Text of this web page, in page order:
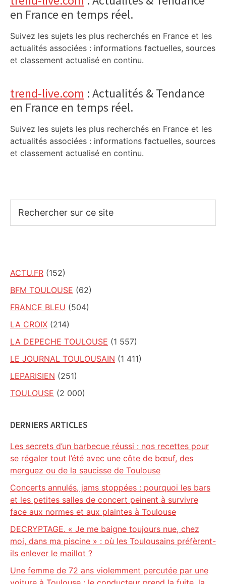
en France en temps réel.
Suivez les sujets les plus recherchés en France et les
actualités associées : informations factuelles, sources
et classement actualisé en continu.
trend-live.com : Actualités & Tendance
en France en temps réel.
Suivez les sujets les plus recherchés en France et les
actualités associées : informations factuelles, sources
et classement actualisé en continu.
sur
ACTU.FR (152)
BFM TOULOUSE (62)
FRANCE BLEU (504)
LA CROIX (214)
LA DEPECHE TOULOUSE (1 557)
LE JOURNAL TOULOUSAIN (1 411)
LEPARISIEN (251)
TOULOUSE (2 000)
DERNIERS ARTICLES
Les secrets d’un barbecue réussi : nos recettes pour
se régaler tout l’été avec une côte de bœuf, des
merguez ou de la saucisse de Toulouse
Concerts annulés, jams stoppées : pourquoi les bars
et les petites salles de concert peinent à survivre
face aux normes et aux plaintes à Toulouse
DECRYPTAGE. « Je me baigne toujours nue, chez
moi, dans ma piscine » : où les Toulousains préfèrent-
ils enlever le maillot ?
Une femme de 72 ans violemment percutée par une